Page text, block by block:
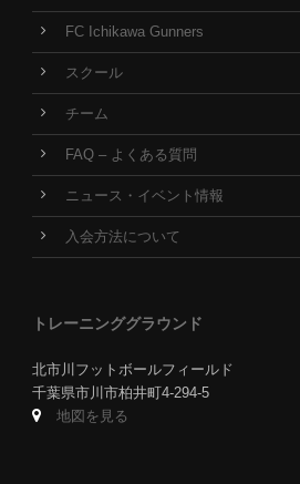
FC Ichikawa Gunners
スクール
チーム
FAQ – よくある質問
ニュース・イベント情報
入会方法について
トレーニンググラウンド
北市川フットボールフィールド
千葉県市川市柏井町4-294-5
地図を見る